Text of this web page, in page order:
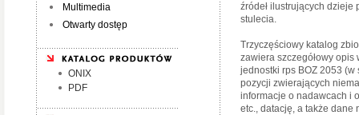
Multimedia
Otwarty dostęp
ONIX
PDF
źródeł ilustrujących dzieje
stulecia.
Trzyczęściowy katalog
zawiera szczegółowy
jednostki rps BOZ 2053
pozycji zwierających
informacje o nadawcach i
etc., datację, a także dane